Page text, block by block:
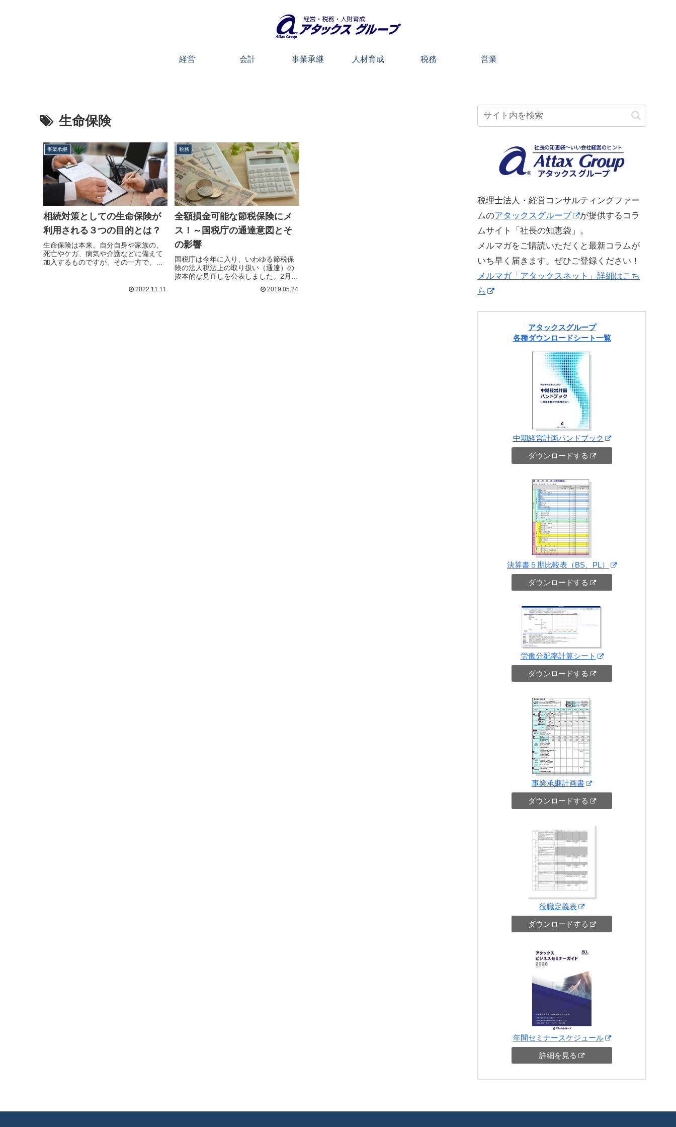
経営 会計 事業承継 人材育成 税務 営業
生命保険
事業承継
相続対策としての生命保険が
利用される３つの目的とは？
生命保険は本来、自分自身や家族の、
死亡やケガ、病気や介護などに備えて
加入するものですが、その一方で、他
2022.11.11
税務
全額損金可能な節税保険にメ
ス！～国税庁の通達意図とそ
の影響
国税庁は今年に入り、いわゆる節税保
険の法人税法上の取り扱い（通達）の
抜本的な見直しを公表しました。2月
2019.05.24
税理士法人・経営コンサルティングファー
ムのアタックスグループ
が提供するコラ
ムサイト「社長の知恵袋」。
メルマガをご購読いただくと最新コラムが
いち早く届きます。ぜひご登録ください！
メルマガ「アタックスネット」詳細はこち
ら
アタックスグループ
各種ダウンロードシート一覧
中期経営計画ハンドブック
ダウンロードする
決算書５期比較表（BS、PL）
ダウンロードする
労働分配率計算シート
ダウンロードする
事業承継計画書
ダウンロードする
役職定義表
ダウンロードする
年間セミナースケジュール
詳細を見る